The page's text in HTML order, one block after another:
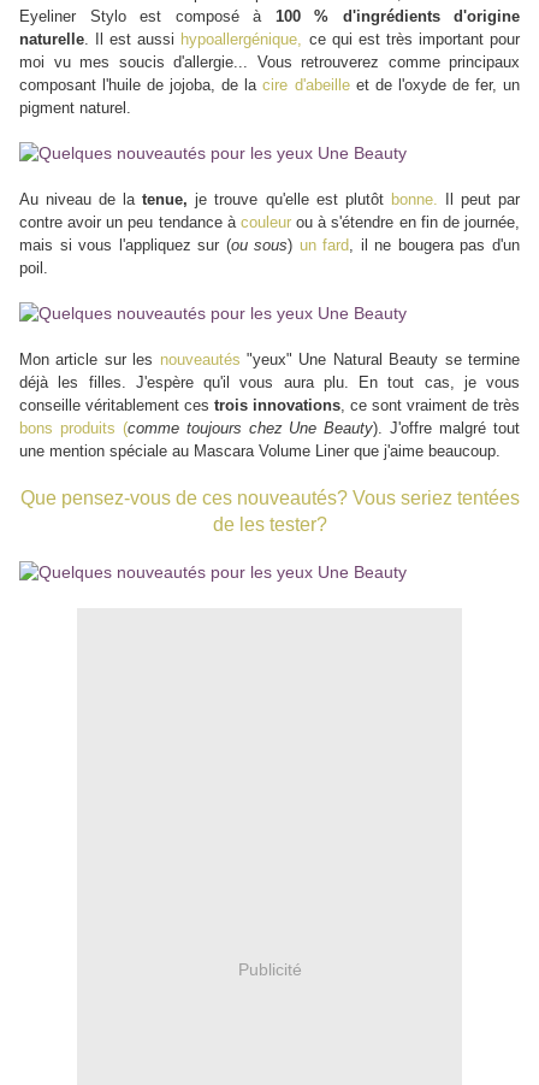
Eyeliner Stylo est composé à 100 % d'ingrédients d'origine
naturelle. Il est aussi hypoallergénique, ce qui est très important pour
moi vu mes soucis d'allergie... Vous retrouverez comme principaux
composant l'huile de jojoba, de lacire d'abeilleet de l'oxyde de fer, un
pigment naturel.
Au niveau de latenue, je trouve qu'elle est plutôt bonne. Il peut par
contre avoir un peu tendance à couleurou à s'étendre en fin de journée,
mais si vous l'appliquez sur (ou sous) un fard, il ne bougera pas d'un
poil.
Mon article sur les nouveautés "yeux" Une Natural Beauty se termine
déjà les filles. J'espère qu'il vous aura plu. En tout cas, je vous
conseille véritablement ces trois innovations, ce sont vraiment de très
bons produits (comme toujours chez Une Beauty). J'offre malgré tout
une mention spéciale au Mascara Volume Liner que j'aime beaucoup.
Que pensez-vous de ces nouveautés? Vous seriez tentées
de les tester?
Publicité